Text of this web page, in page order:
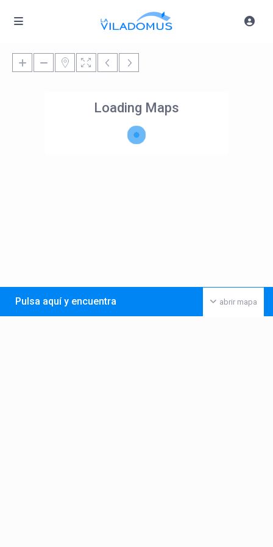
Loading Maps
abrir mapa
Pulsa aquí y encuentra